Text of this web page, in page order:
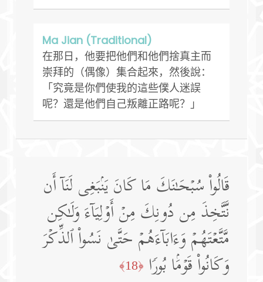
Ma Jian (Traditional)
在那日，他要把他們和他們捨真主而
崇拜的（偶像）集合起來，然後說：
「究竟是你們使我的這些僕人迷誤
呢？還是他們自己叛離正路呢？」
قَالُوا۟ سُبۡحَـٰنَكَ مَا كَانَ یَنۢبَغِی لَنَاۤ أَن
نَّتَّخِذَ مِن دُونِكَ مِنۡ أَوۡلِیَاۤءَ وَلَـٰكِن
مَّتَّعۡتَهُمۡ وَءَابَاۤءَهُمۡ حَتَّىٰ نَسُوا۟ ٱلذِّكۡرَ
وَكَانُوا۟ قَوۡمَۢا بُورࣰا ﴿18﴾